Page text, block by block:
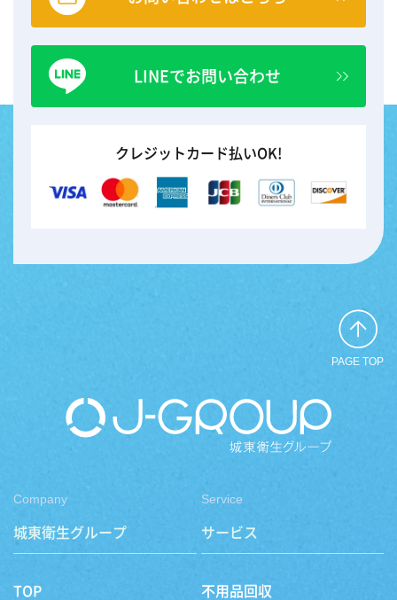
LINEでお問い合わせ
クレジットカード払いOK!
PAGE TOP
Company
城東衛生グループ
TOP
Service
サービス
不用品回収